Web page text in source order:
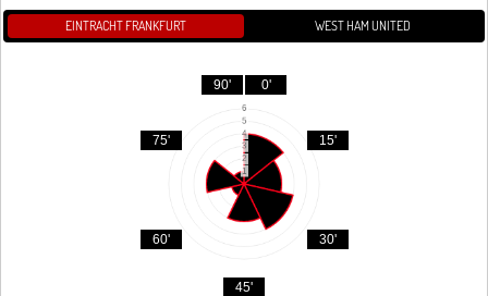
EINTRACHT FRANKFURT WEST HAM UNITED
0'
15'
30'
45'
60'
75'
90'